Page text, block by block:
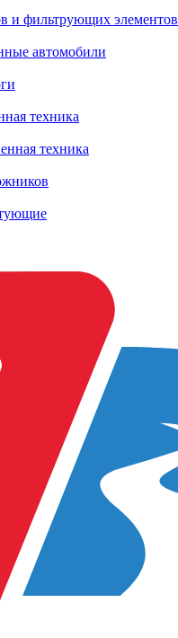
и фильтрующих элементов
автомобили
техника
техника